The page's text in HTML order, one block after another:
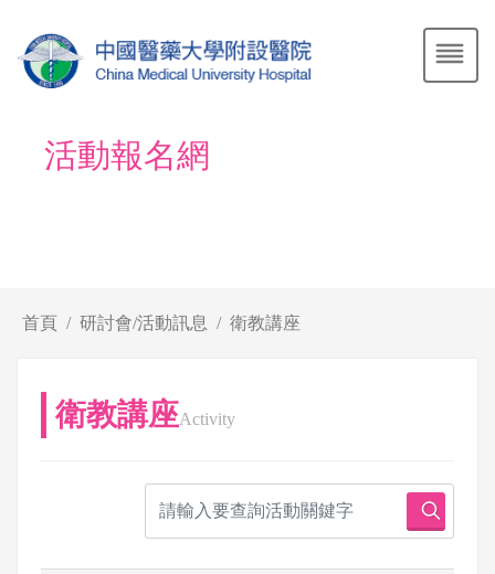
活動報名網
首頁 研討會/活動訊息 衛教講座
衛教講座Activity